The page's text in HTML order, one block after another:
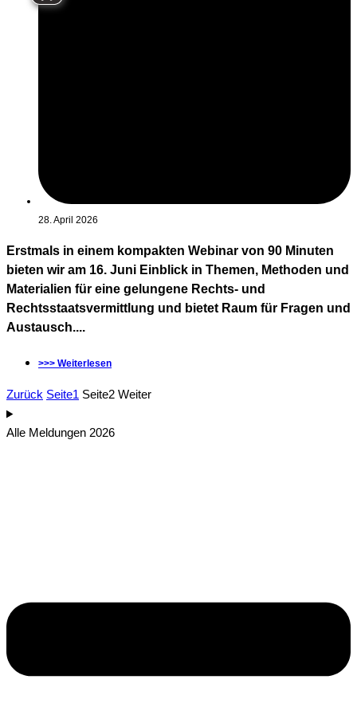
28. April 2026
Erstmals in einem kompakten Webinar von 90 Minuten
bieten wir am 16. Juni Einblick in Themen, Methoden und
Materialien für eine gelungene Rechts- und
Rechtsstaatsvermittlung und bietet Raum für Fragen und
Austausch....
>>> Weiterlesen
Zurück Seite1 Seite2 Weiter
Alle Meldungen 2026